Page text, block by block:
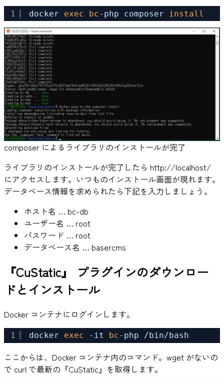
1 docker exec bc-php composer install
composer によるライブラリのインストールが完了
ライブラリのインストールが完了したら http://localhost/
にアクセスします。いつものインストール画面が現れます。
データベース情報を求められたら下記を入力しましょう。
ホスト名 … bc-db
ユーザー名 … root
パスワード … root
データベース名 … basercms
『CuStatic』 プラグインのダウンロー
ドとインストール
Docker コンテナにログインします。
1 docker exec -it bc-php /bin/bash
ここからは、Docker コンテナ内のコマンド。wget がないの
で curl で最新の『CuStatic』を取得します。